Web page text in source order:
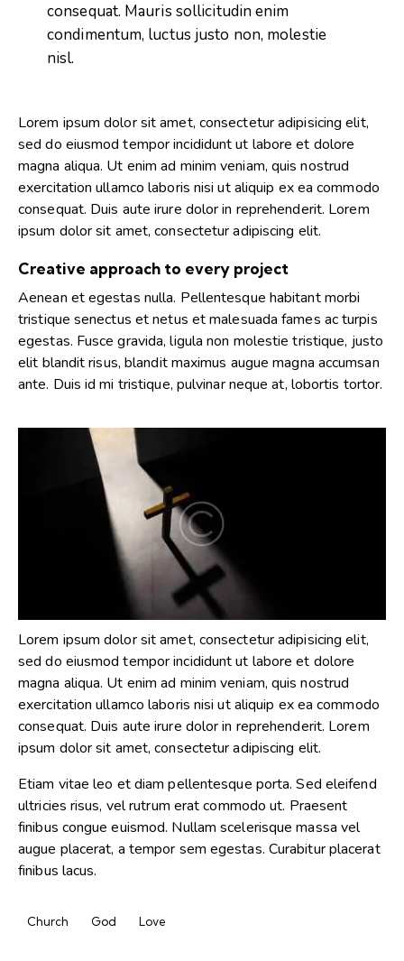
consequat. Mauris sollicitudin enim
condimentum, luctus justo non, molestie
nisl.
Lorem ipsum dolor sit amet, consectetur adipisicing elit,
sed do eiusmod tempor incididunt ut labore et dolore
magna aliqua. Ut enim ad minim veniam, quis nostrud
exercitation ullamco laboris nisi ut aliquip ex ea commodo
consequat. Duis aute irure dolor in reprehenderit. Lorem
ipsum dolor sit amet, consectetur adipiscing elit.
Creative approach to every project
Aenean et egestas nulla. Pellentesque habitant morbi
tristique senectus et netus et malesuada fames ac turpis
egestas. Fusce gravida, ligula non molestie tristique, justo
elit blandit risus, blandit maximus augue magna accumsan
ante. Duis id mi tristique, pulvinar neque at, lobortis tortor.
Lorem ipsum dolor sit amet, consectetur adipisicing elit,
sed do eiusmod tempor incididunt ut labore et dolore
magna aliqua. Ut enim ad minim veniam, quis nostrud
exercitation ullamco laboris nisi ut aliquip ex ea commodo
consequat. Duis aute irure dolor in reprehenderit. Lorem
ipsum dolor sit amet, consectetur adipiscing elit.
Etiam vitae leo et diam pellentesque porta. Sed eleifend
ultricies risus, vel rutrum erat commodo ut. Praesent
finibus congue euismod. Nullam scelerisque massa vel
augue placerat, a tempor sem egestas. Curabitur placerat
finibus lacus.
Church God Love